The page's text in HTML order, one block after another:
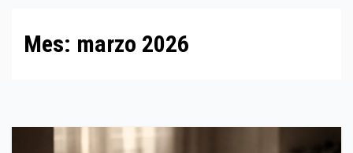
Mes: marzo 2026